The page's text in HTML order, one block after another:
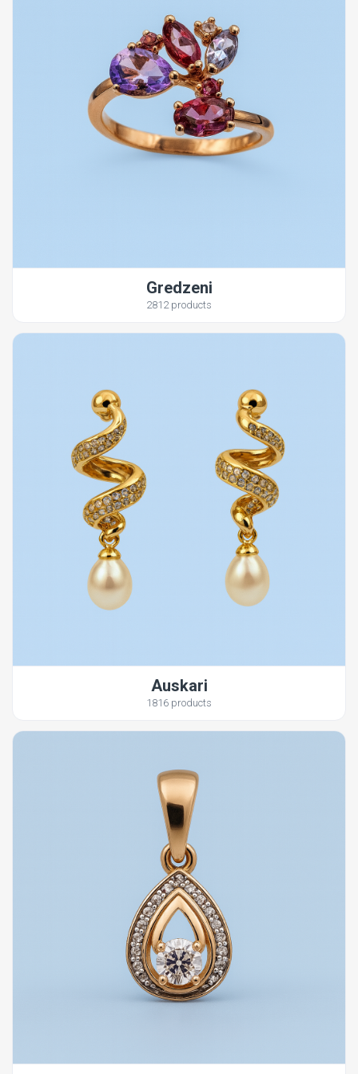
Gredzeni
2812 products
Auskari
1816 products